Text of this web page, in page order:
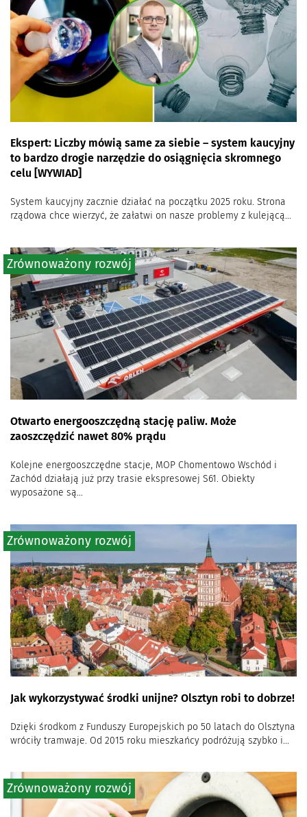
Ekspert: Liczby mówią same za siebie – system kaucyjny
to bardzo drogie narzędzie do osiągnięcia skromnego
celu [WYWIAD]
System kaucyjny zacznie działać na początku 2025 roku. Strona
rządowa chce wierzyć, że załatwi on nasze problemy z kulejącą...
Otwarto energooszczędną stację paliw. Może
zaoszczędzić nawet 80% prądu
Kolejne energooszczędne stacje, MOP Chomentowo Wschód i
Zachód działają już przy trasie ekspresowej S61. Obiekty
wyposażone są...
Zrównoważony rozwój
Jak wykorzystywać środki unijne? Olsztyn robi to dobrze!
Dzięki środkom z Funduszy Europejskich po 50 latach do Olsztyna
wróciły tramwaje. Od 2015 roku mieszkańcy podróżują szybko i...
Zrównoważony rozwój
Zrównoważony rozwój